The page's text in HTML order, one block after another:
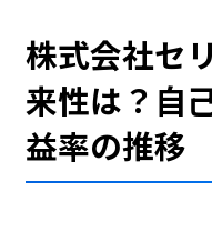
株式会社セ
来性は？自
益率の推移